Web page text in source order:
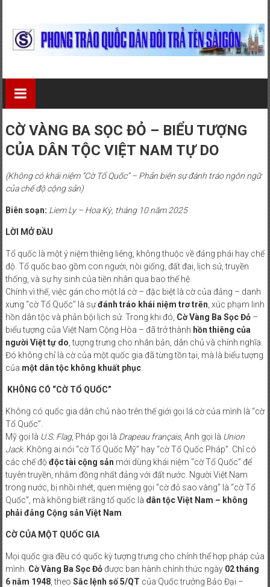
content
Phong
Trào
Quốc
Dân
Đòi
Trả
Tên
Gòn
PHONG
TRÀO
QUỐC
DÂN
ĐÒI
TRẢ
TÊN
SÀI
CỜ VÀNG BA SỌC ĐỎ – BIỂU TƯỢNG
CỦA DÂN TỘC VIỆT NAM TỰ DO
(Không có khái niệm “Cờ Tổ Quốc” – Phản biện sự đánh tráo ngôn ngữ
của chế độ cộng sản)
Biên soạn: Liem Ly – Hoa Kỳ, tháng 10 năm 2025
LỜI MỞ ĐẦU
Tổ quốc là một ý niệm thiêng liêng, không thuộc về đảng phái hay chế
độ. Tổ quốc bao gồm con người, nòi giống, đất đai, lịch sử, truyền
thống, và sự hy sinh của tiền nhân qua bao thế hệ.
Chính vì thế, việc gán cho một lá cờ – đặc biệt là cờ của đảng – danh
xưng “cờ Tổ Quốc” là sựđánh tráo khái niệm trơ trẽn , xúc phạm linh
hồn dân tộc và phản bội lịch sử. Trong khi đó, Cờ Vàng Ba Sọc Đỏ–
biểu tượng của Việt Nam Cộng Hòa – đã trở thành hồn thiêng của
người Việt tự do , tượng trưng cho nhân bản, dân chủ và chính nghĩa.
Đó không chỉ là cờ của một quốc gia đã từng tồn tại, mà là biểu tượng
của một dân tộc không khuất phục.
KHÔNG CÓ “CỜ TỔ QUỐC”
Không có quốc gia dân chủ nào trên thế giới gọi lá cờ của mình là “cờ
Tổ Quốc”.
Mỹ gọi là U.S. Flag, Pháp gọi là Drapeau français, Anh gọi là Union
Jack. Không ai nói “cờ Tổ Quốc Mỹ” hay “cờ Tổ Quốc Pháp”. Chỉ có
các chế độđộc tài cộng sản mới dùng khái niệm “cờ Tổ Quốc” để
tuyên truyền, nhằm đồng nhất đảng với đất nước. Người Việt Nam
trong nước, bị nhồi nhét, quen miệng gọi “cờ đỏ sao vàng” là “cờ Tổ
Quốc”, mà không biết rằng tổ quốc là dân tộc Việt Nam – không
phải đảng Cộng sản Việt Nam
CỜ CỦA MỘT QUỐC GIA
Mọi quốc gia đều có quốc kỳ tượng trưng cho chính thể hợp pháp của
mình. Cờ Vàng Ba Sọc Đỏđược ban hành chính thức ngày 02 tháng
6 năm 1948, theo Sắc lệnh số 5/QT của Quốc trưởng Bảo Đại –